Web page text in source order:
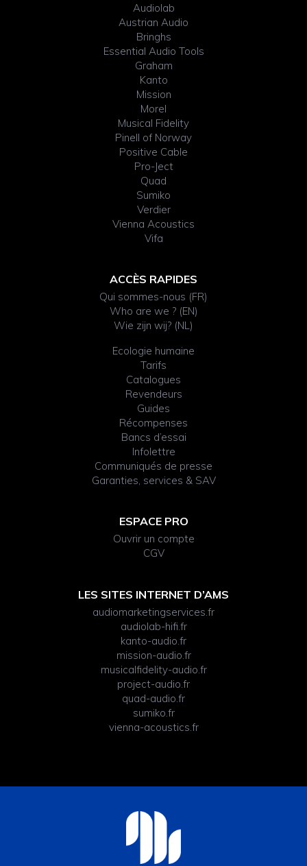
Audiolab
Austrian Audio
Bringhs
Essential Audio Tools
Graham
Kanto
Mission
Morel
Musical Fidelity
Pinell of Norway
Positive Cable
Pro-Ject
Quad
Sumiko
Verdier
Vienna Acoustics
Vifa
ACCÈS RAPIDES
Qui sommes-nous (FR)
Who are we ? (EN)
Wie zijn wij? (NL)
Ecologie humaine
Tarifs
Catalogues
Revendeurs
Guides
Récompenses
Bancs d’essai
Infolettre
Communiqués de presse
Garanties, services & SAV
ESPACE PRO
Ouvrir un compte
CGV
LES SITES INTERNET D’AMS
audiomarketingservices.fr
audiolab-hifi.fr
kanto-audio.fr
mission-audio.fr
musicalfidelity-audio.fr
project-audio.fr
quad-audio.fr
sumiko.fr
vienna-acoustics.fr